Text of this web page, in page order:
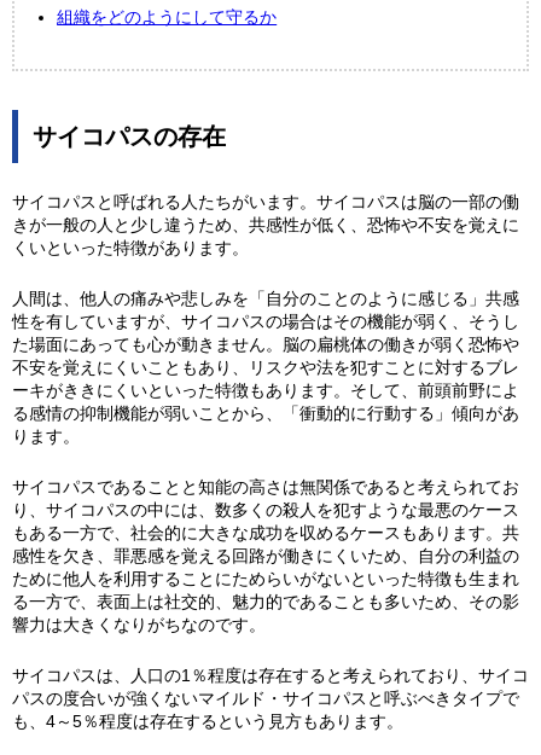
組織をどのようにして守るか
サイコパスの存在
サイコパスと呼ばれる人たちがいます。サイコパスは脳の一部の働
きが一般の人と少し違うため、共感性が低く、恐怖や不安を覚えに
くいといった特徴があります。
人間は、他人の痛みや悲しみを「自分のことのように感じる」共感
性を有していますが、サイコパスの場合はその機能が弱く、そうし
た場面にあっても心が動きません。脳の扁桃体の働きが弱く恐怖や
不安を覚えにくいこともあり、リスクや法を犯すことに対するブレ
ーキがききにくいといった特徴もあります。そして、前頭前野によ
る感情の抑制機能が弱いことから、「衝動的に行動する」傾向があ
ります。
サイコパスであることと知能の高さは無関係であると考えられてお
り、サイコパスの中には、数多くの殺人を犯すような最悪のケース
もある一方で、社会的に大きな成功を収めるケースもあります。共
感性を欠き、罪悪感を覚える回路が働きにくいため、自分の利益の
ために他人を利用することにためらいがないといった特徴も生まれ
る一方で、表面上は社交的、魅力的であることも多いため、その影
響力は大きくなりがちなのです。
サイコパスは、人口の1％程度は存在すると考えられており、サイコ
パスの度合いが強くないマイルド・サイコパスと呼ぶべきタイプで
も、4～5％程度は存在するという見方もあります。